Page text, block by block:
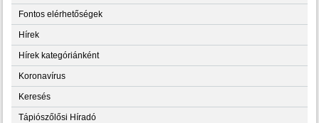
Fontos elérhetőségek
Hírek
Hírek kategóriánként
Koronavírus
Keresés
Tápiószőlősi Híradó